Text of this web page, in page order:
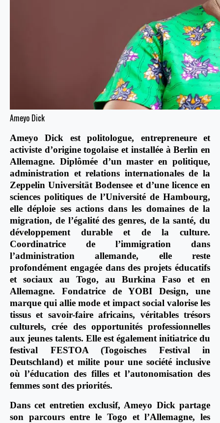
Ameyo Dick
Ameyo Dick est politologue, entrepreneure et
activiste d’origine togolaise et installée à Berlin en
Allemagne. Diplômée d’un master en politique,
administration et relations internationales de la
Zeppelin Universität Bodensee et d’une licence en
sciences politiques de l’Université de Hambourg,
elle déploie ses actions dans les domaines de la
migration, de l’égalité des genres, de la santé, du
développement durable et de la culture.
Coordinatrice de l’immigration dans
l’administration allemande, elle reste
profondément engagée dans des projets éducatifs
et sociaux au Togo, au Burkina Faso et en
Allemagne. Fondatrice de YOBI Design, une
marque qui allie mode et impact social valorise les
tissus et savoir-faire africains, véritables trésors
culturels, crée des opportunités professionnelles
aux jeunes talents. Elle est également initiatrice du
festival FESTOA (Togoisches Festival in
Deutschland) et milite pour une société inclusive
où l’éducation des filles et l’autonomisation des
femmes sont des priorités.
Dans cet entretien exclusif, Ameyo Dick partage
son parcours entre le Togo et l’Allemagne, les